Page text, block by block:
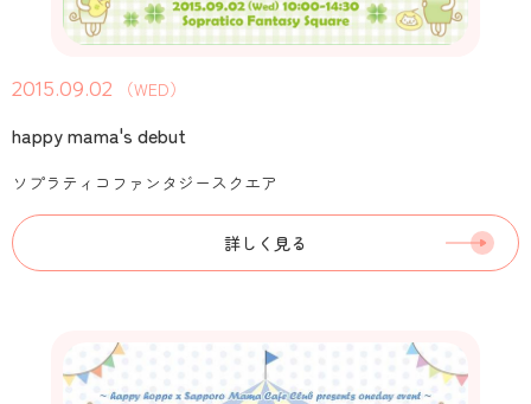
2015.09.02 （WED）
happy mama's debut
ソプラティコファンタジースクエア
詳しく見る